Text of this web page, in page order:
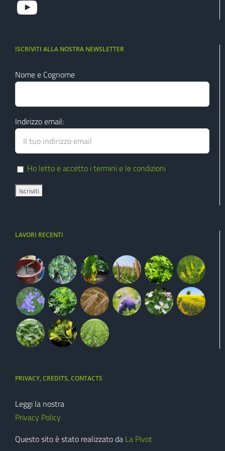
ISCRIVITI ALLA NOSTRA NEWSLETTER
Nome e Cognome
Indirizzo email:
Ho letto e accetto i termini e le condizioni
LAVORI RECENTI
PRIVACY, CREDITS, CONTACTS
Leggi la nostra
Privacy Policy
Questo sito è stato realizzato da La Pivot